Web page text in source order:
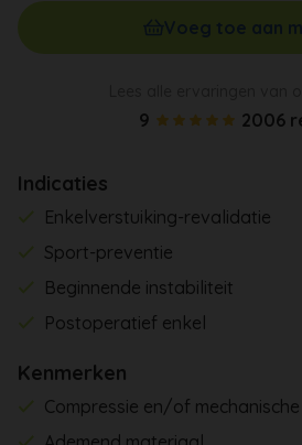
9 2006
Indicaties
Enkelverstuiking-revalidatie
Sport-preventie
Beginnende instabiliteit
Postoperatief enkel
Kenmerken
Compressie en/of